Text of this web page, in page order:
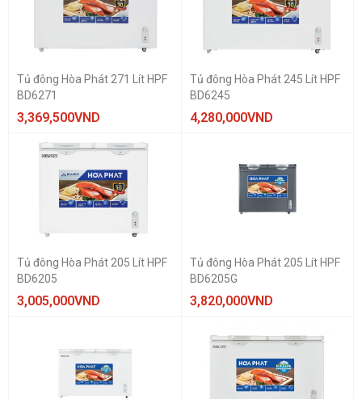
Tủ đông Hòa Phát 271 Lít HPF
BD6271
3,369,500VND
Tủ đông Hòa Phát 245 Lít HPF
BD6245
4,280,000VND
Tủ đông Hòa Phát 205 Lít HPF
BD6205
3,005,000VND
Tủ đông Hòa Phát 205 Lít HPF
BD6205G
3,820,000VND